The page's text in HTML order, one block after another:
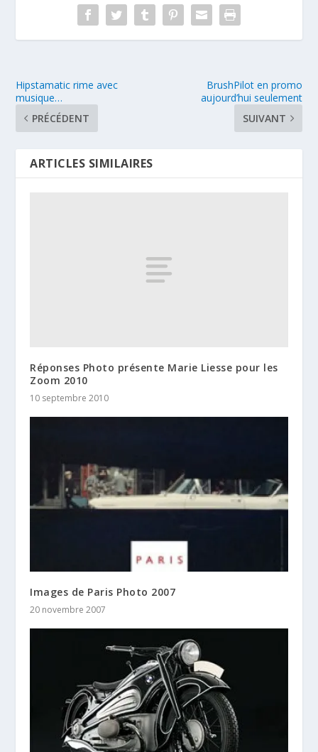
Hipstamatic rime avec
musique…
PRÉCÉDENT
BrushPilot en promo
aujourd’hui seulement
SUIVANT
ARTICLES SIMILAIRES
Réponses Photo présente Marie Liesse pour les
Zoom 2010
10 septembre 2010
Images de Paris Photo 2007
20 novembre 2007